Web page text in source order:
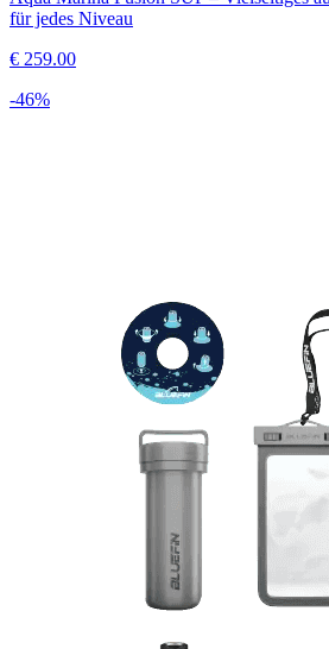
für jedes Niveau
€ 259.00
-46%